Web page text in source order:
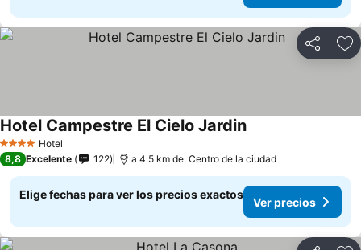
Compartir
4 EstrellasHotel
Hotel Campestre El Cielo Jardin
8,8 Excelente 122 a 4.5 km de: Centro de la ciudad
Elige fechas para ver los precios exactos
Ver precios